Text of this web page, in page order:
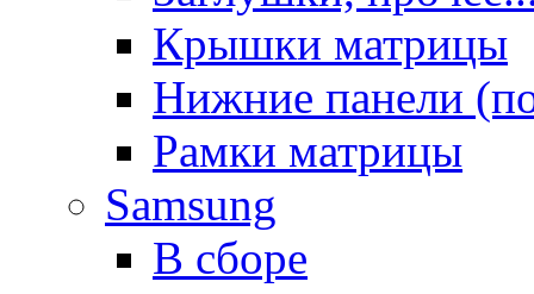
Крышки матрицы
Нижние панели
Рамки матрицы
Samsung
В сборе